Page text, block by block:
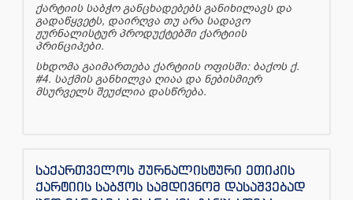
ქარტიის საბჭო განცხადებებს განიხილავს და
გადაწყვეტს, დაირღვა თუ არა სადავო
ჟურნალისტურ პროდუქტებში ქარტიის
პრინციპები.
სხდომა გაიმართება ქარტიის ოფისში: ბაქოს ქ.
#4. საქმის განხილვა ღიაა და ნებისმიერ
მსურველს შეუძლია დასწრება.
საქართველოს ჟურნალისტური ეთიკის
ქარტიის საბჭოს სამდივნომ დასაშვებად